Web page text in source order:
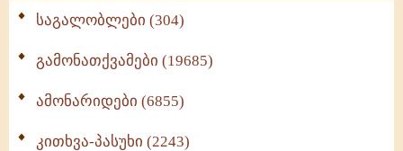
საგალობლები (304)
გამონათქვამები (19685)
ამონარიდები (6855)
კითხვა-პასუხი (2243)